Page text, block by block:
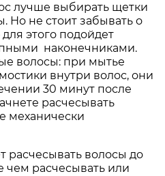
лучше выбирать щетки
Но не стоит забывать о
этого подойдет
наконечниками.
волосы: при мытье
внутри волос, они
30 минут после
расчесывать
механически
расчесывать волосы до
чем расчесывать или